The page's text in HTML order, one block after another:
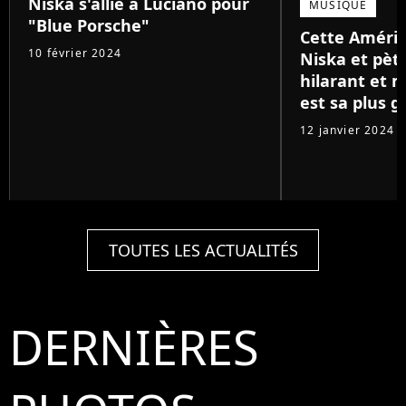
"Blue Porsche"
10 février 2024
MUSIQUE
Cette
Niska et
hilarant et
est sa plus
12 janvier 2024
TOUTES LES ACTUALITÉS
DERNIÈRES